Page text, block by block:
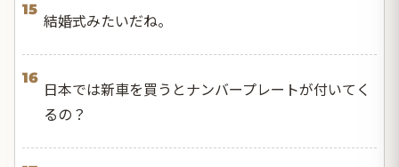
15
結婚式みたいだね。
16
日本では新車を買うとナンバープレートが付いてく
るの？